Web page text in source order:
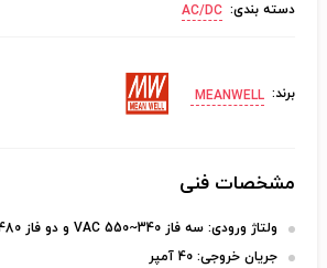
دسته بندی: AC/DC
برند: MEANWELL
مشخصات فنی
ولتاژ ورودی: سه فاز 340~550 VAC و دو فاز 480~780 VDC
جریان خروجی: 40 آمپر